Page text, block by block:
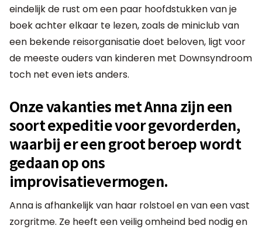
eindelijk de rust om een paar hoofdstukken van je
boek achter elkaar te lezen, zoals de miniclub van
een bekende reisorganisatie doet beloven, ligt voor
de meeste ouders van kinderen met Downsyndroom
toch net even iets anders.
Onze vakanties met Anna zijn een
soort expeditie voor gevorderden,
waarbij er een groot beroep wordt
gedaan op ons
improvisatievermogen.
Anna is afhankelijk van haar rolstoel en van een vast
zorgritme. Ze heeft een veilig omheind bed nodig en